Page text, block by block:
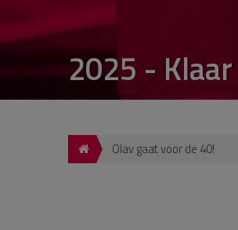
2025 -
Olav gaat voor de 40!